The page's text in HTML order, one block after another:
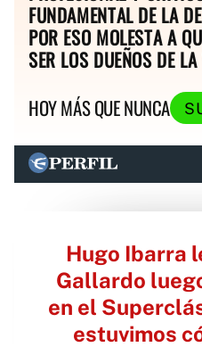
FUNDAMENTAL DE LA
POR ESO MOLESTA A
SER LOS DUEÑOS DE
HOY MÁS QUE NUNCA
Hugo Ibarra
Gallardo
en el
estuvimos